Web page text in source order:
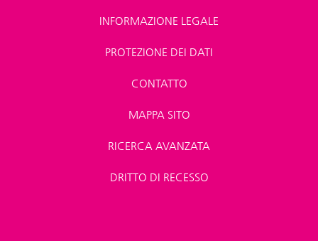
INFORMAZIONE LEGALE
PROTEZIONE DEI DATI
CONTATTO
MAPPA SITO
RICERCA AVANZATA
DRITTO DI RECESSO